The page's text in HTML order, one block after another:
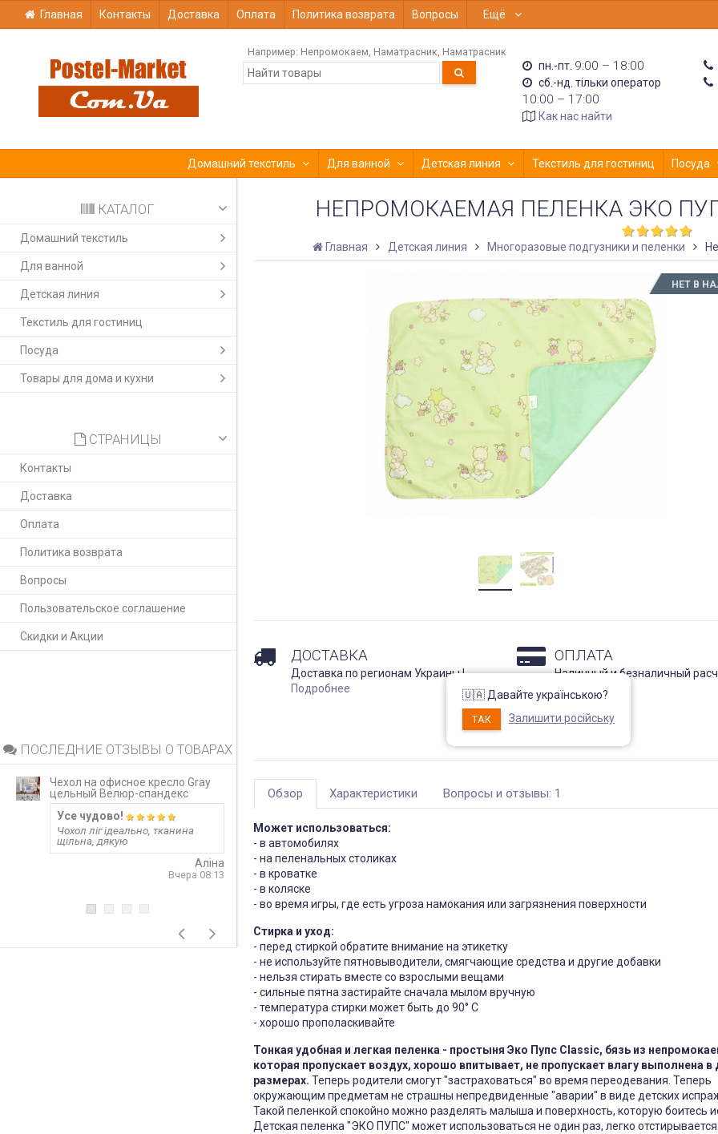
Главная Контакты Доставка Оплата Политика возврата Вопросы Ещё
Например: Непромокаем Наматрасник Наматрасник
пн.-пт. 9:00 – 18:00
сб.-нд. тільки оператор
10:00 – 17:00
Как нас найти
Домашний текстиль Для ванной Детская линия Текстиль для гостиниц Посуда
КАТАЛОГ
Домашний текстиль
Для ванной
Детская линия
Текстиль для гостиниц
Посуда
Товары для дома и кухни
СТРАНИЦЫ
Контакты
Доставка
Оплата
Политика возврата
Вопросы
Пользовательское соглашение
Скидки и Акции
ПОСЛЕДНИЕ ОТЗЫВЫ О ТОВАРАХ
Чехол на офисное кресло Gray
цельный Велюр-спандекс
Усе чудово!
Чохол ліг ідеально, тканина
щільна, дякую
Аліна
Вчера 08:13
Непромокаемый чехол на
матрас Grey защитный
Розмір 180 на 200, має висоту
лише 20 см матрас: підійде цей
матеріал шурхотіння при
користуванні??! Він як чохол чи
відповідь
спинкой Slavich трикотаж
попередили
НЕПРОМОКАЕМАЯ ПЕЛЕНКА ЭКО
Главная Детская линия Многоразовые подгузники и пеленки
НЕТ В
ДОСТАВКА
Доставка по регионам Украины !
Подробнее
ОПЛАТА
Наличный и безналичный
Подробнее
Обзор Характеристики Вопросы и отзывы: 1
Может использоваться:
- в автомобилях
- на пеленальных столиках
- в кроватке
- в коляске
- во время игры, где есть угроза намокания или загрязнения поверхности
Стирка и уход:
- перед стиркой обратите внимание на этикетку
- не используйте пятновыводители, смягчающие средства и другие добавки
- нельзя стирать вместе со взрослыми вещами
- сильные пятна застирайте сначала мылом вручную
- температура стирки может быть до 90° С
- хорошо прополаскивайте
Тонкая удобная и легкая пеленка - простыня Эко Пупс Classic, бязь из
которая пропускает воздух, хорошо впитывает, не пропускает влагу выполнена в
размерах. Теперь родители смогут "застраховаться" во время переодевания. Теперь
окружающим предметам не страшны непредвиденные "аварии" в виде детских
Такой пеленкой спокойно можно разделять малыша и поверхность, которую боитесь
Детская пеленка "ЭКО ПУПС" может использоваться не один раз, легко
🇺🇦 Давайте українською?
ТАК Залишити російську